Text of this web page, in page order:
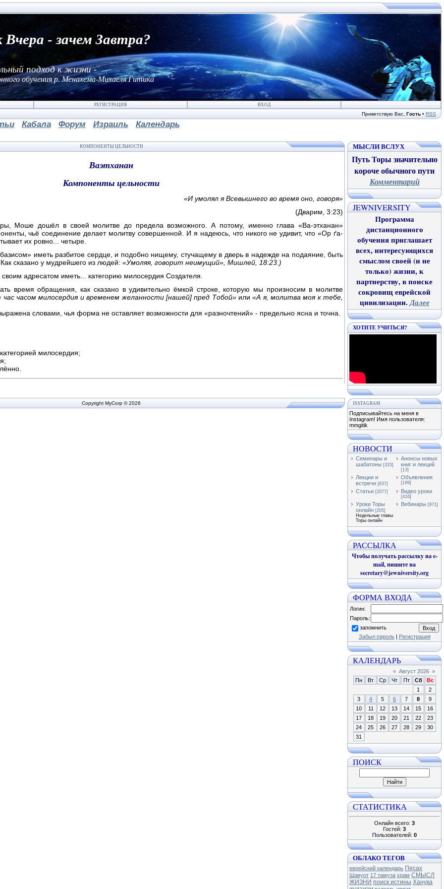
Вчера - зачем Завтра?
подход к жизни -
обучения р. Менахема-Михаеля Гитика
РЕГИСТРАЦИЯ ВХОД
Приветствую Вас Гость • RSS
Кабала Форум Израиль Календарь
КОМПОНЕНТЫ ЦЕЛЬНОСТИ
Ваэтханан
Компоненты цельности
«И умолял я Всевышнего во время оно, говоря»
(Дварим, 3:23)
Моше дошёл в своей молитве до предела возможного. А потому, именно глава «Ва-этханан»
чьё соединение делает молитву совершенной. И я надеюсь, что никого не удивит, что «Ор ґа-
их ровно... четыре.
иметь разбитое сердце, и подобно нищему, стучащему в дверь в надежде на подаяние, быть
сказано у мудрейшего из людей: «Умоляя, говорит неимущий», Мишлей, 18:23.)
адресатом иметь... категорию милосердия Создателя.
время обращения, как сказано в удивительно ёмкой строке, которую мы произносим в молитве
часом милосердия и временем желанности [нашей] пред Тобой»или«А я, молитва моя к тебе,
словами, чья форма не оставляет возможности для «разночтений» - предельно ясна и точна.
милосердия;
Copyright MyCorp © 2026
МЫСЛИ ВСЛУХ
Путь Торы значительно
короче обычного пути
Комментарий
JEWNIVERSITY
Программа
дистанционного
обучения приглашает
всех, интересующихся
смыслом своей (и не
только) жизни, к
партнерству, в поиске
сокровищ еврейской
цивилизации.Далее
ХОТИТЕ УЧИТЬСЯ?
INSTAGRAM
Подписывайтесь на меня в
Instagram! Имя пользователя:
mmgitik
НОВОСТИ
Семинары и
шабатоны [333]
Анонсы новых
книг и лекций
[13]
Лекции и
встречи [837]
Объявления
[199]
Статьи [2077] Видео уроки
[416]
Уроки Торы
онлайн [205]
Недельные главы
Торы онлайн
Вебинары [971]
РАССЫЛКА
Чтобы получать рассылку на e-
mail, пишите на
secretary@jewniversity.org
ФОРМА ВХОДА
Логин:
Пароль:
запомнить
Забыл пароль| Регистрация
КАЛЕНДАРЬ
« Август 2026 »
Пн
Вт Ср Чт Пт Сб
Вс
1
2
3
4 5 6 7 8
9
10
11 12 13 14 15
16
17
18 19 20 21 22
23
24
25 26 27 28 29
30
31
ПОИСК
СТАТИСТИКА
Онлайн всего: 3
Гостей: 3
Пользователей: 0
ОБЛАКО ТЕГОВ
еврейский календарь Песах
Шавуот 17 тамуза храм СМЫСЛ
ЖИЗНИ поиск истины Ханука